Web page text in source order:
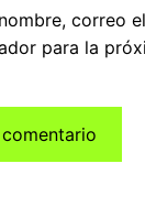
correo
para la